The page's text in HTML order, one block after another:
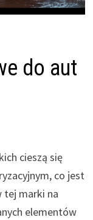
do aut
cieszą się
co jest
tej marki na
elementów